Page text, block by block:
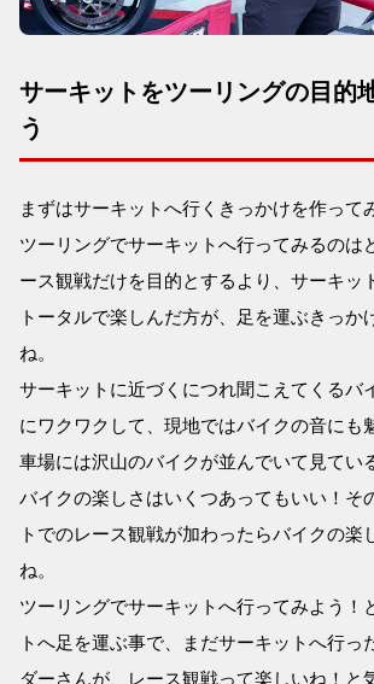
サーキットをツーリングの目的
う
まずはサーキットへ行くきっかけを作って
ツーリングでサーキットへ行ってみるのは
ース観戦だけを目的とするより、サーキッ
トータルで楽しんだ方が、足を運ぶきっか
ね。
サーキットに近づくにつれ聞こえてくるバ
にワクワクして、現地ではバイクの音にも
車場には沢山のバイクが並んでいて見てい
バイクの楽しさはいくつあってもいい！そ
トでのレース観戦が加わったらバイクの楽
ね。
ツーリングでサーキットへ行ってみよう！
トへ足を運ぶ事で、まだサーキットへ行っ
ダーさんが、レース観戦って楽しいね！と